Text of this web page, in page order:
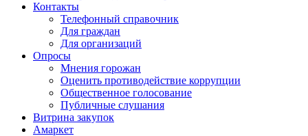
Контакты
Телефонный справочник
Для граждан
Для организаций
Опросы
Мнения горожан
Оценить противодействие коррупции
Общественное голосование
Публичные слушания
Витрина закупок
Амаркет